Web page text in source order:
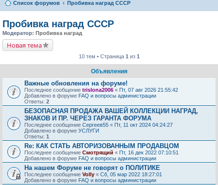
Список форумов Пробивка наград СССР
Пробивка наград СССР
Модератор: Пробивка наград
Новая тема
10 тем • Страница 1 из 1
Объявления
Важные обновления на форуме!
Последнее сообщение trislona2006 « Пт, 07 авг 2026 21:55:42
Добавлено в форуме FAQ и вопросы администрации
Ответы: 2
БЕЗОПАСНАЯ ПРОДАЖА ВАШЕЙ КОЛЛЕКЦИИ НАГРАД,
ЗНАКОВ И ПР. ЧЕРЕЗ ГАРАНТА ФОРУМА
Последнее сообщение Сергеев55 « Пт, 11 окт 2024 04:24:27
Добавлено в форуме УСЛУГИ
Ответы: 1
Re: КАК СТАТЬ АВТОРИЗОВАННЫМ ПРОДАВЦОМ
Последнее сообщение Смотрящий « Пт, 16 дек 2022 07:10:51
Добавлено в форуме FAQ и вопросы администрации
На нашем Форуме не говорят о ПОЛИТИКЕ
Последнее сообщение Volly « Сб, 05 мар 2022 18:27:01
Добавлено в форуме FAQ и вопросы администрации